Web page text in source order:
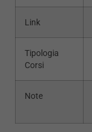
Link
Tipologia
Corsi
Note